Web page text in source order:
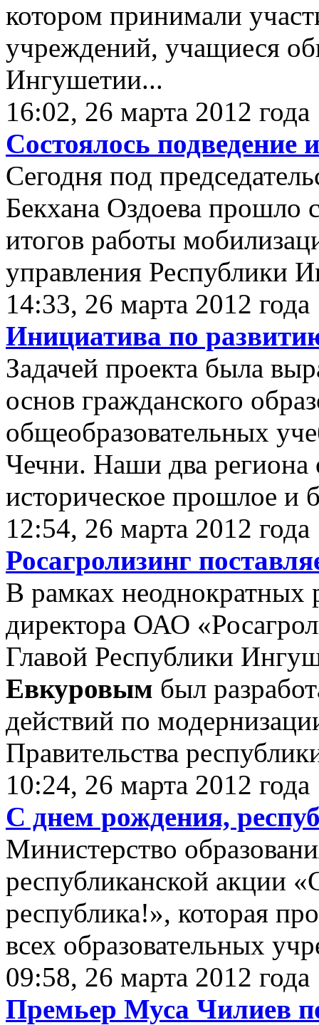
котором принимали
учреждений, учащиеся
Ингушетии...
16:02, 26 марта 2012 года
Состоялось подведение
Сeгодня под
Бекхана Оздоева прошло
итогов работы
управления Республики
14:33, 26 марта 2012 года
Инициатива по
Задачей проекта была
основ гражданского
общеобразовательных
Чечни. Наши два региона
историческое прошлое и
12:54, 26 марта 2012 года
Росагролизинг
В рамках неоднократных
директора ОАО
Главой Республики
Евкуровым был
действий по
Правительства
10:24, 26 марта 2012 года
С днем рождения,
Министерство
республиканской акции
республика!», которая
всех образовательных
09:58, 26 марта 2012 года
Премьер Муса Чилиев